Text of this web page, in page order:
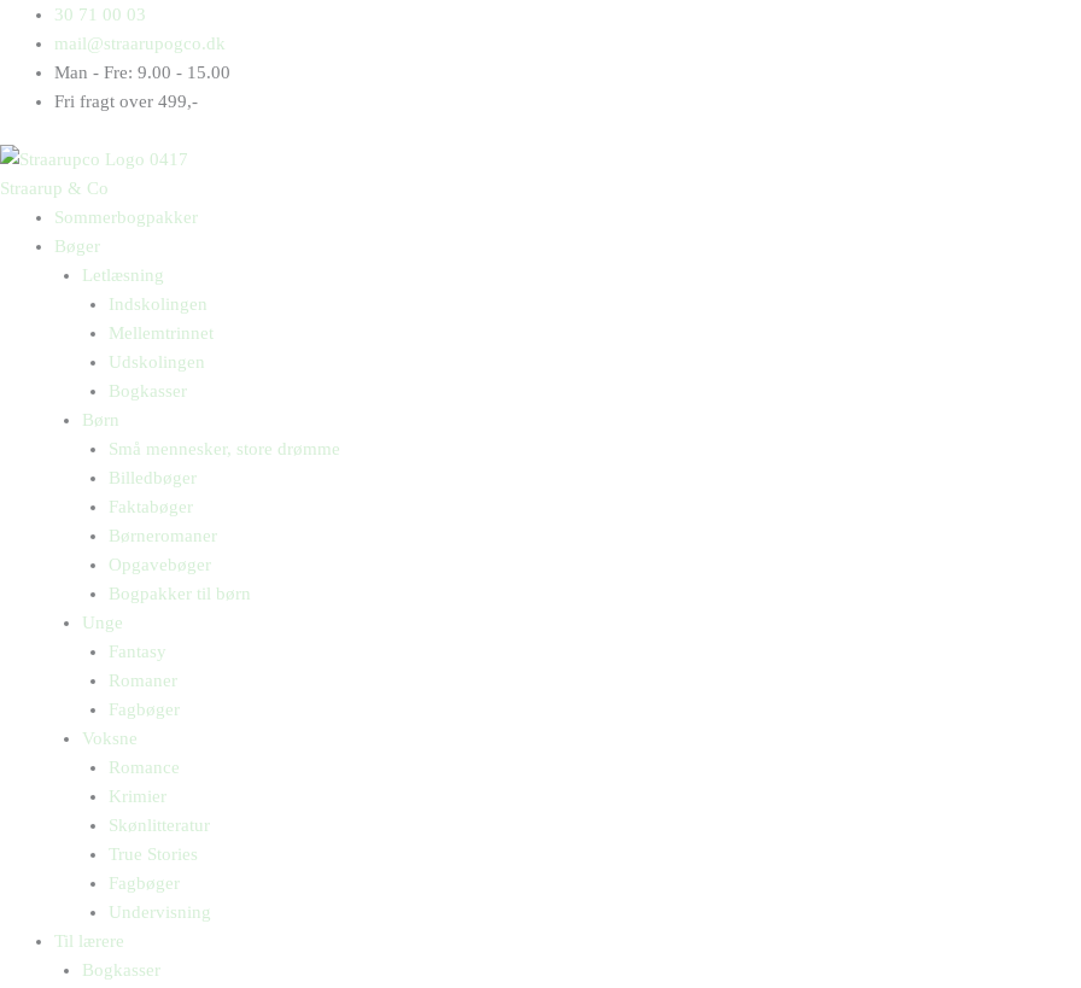
indholdet
30 71 00 03
mail@straarupogco.dk
Man - Fre: 9.00 - 15.00
Fri fragt over 499,-
Straarup & Co
Sommerbogpakker
Bøger
Letlæsning
Indskolingen
Mellemtrinnet
Udskolingen
Bogkasser
Børn
Små mennesker, store drømme
Billedbøger
Faktabøger
Børneromaner
Opgavebøger
Bogpakker til børn
Unge
Fantasy
Romaner
Fagbøger
Voksne
Romance
Krimier
Skønlitteratur
True Stories
Fagbøger
Undervisning
Til lærere
Bogkasser
Products
search
Products
search